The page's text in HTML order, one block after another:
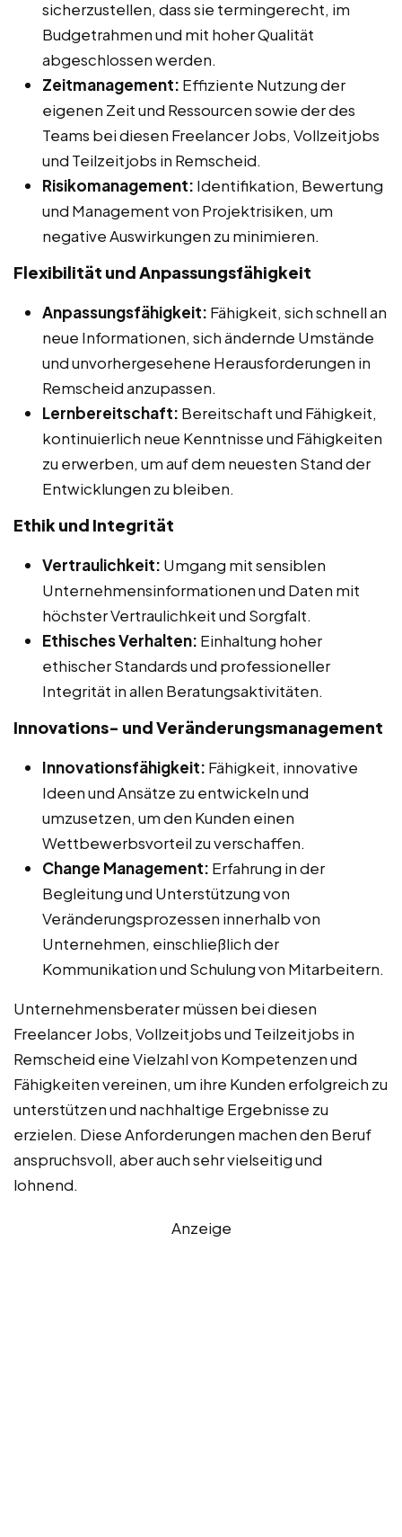
sicherzustellen, dass sie termingerecht, im
Budgetrahmen und mit hoher Qualität
abgeschlossen werden.
Zeitmanagement: Effiziente Nutzung der
eigenen Zeit und Ressourcen sowie der des
Teams bei diesen Freelancer Jobs, Vollzeitjobs
und Teilzeitjobs in Remscheid.
Risikomanagement: Identifikation, Bewertung
und Management von Projektrisiken, um
negative Auswirkungen zu minimieren.
Flexibilität und Anpassungsfähigkeit
Anpassungsfähigkeit: Fähigkeit, sich schnell an
neue Informationen, sich ändernde Umstände
und unvorhergesehene Herausforderungen in
Remscheid anzupassen.
Lernbereitschaft: Bereitschaft und Fähigkeit,
kontinuierlich neue Kenntnisse und Fähigkeiten
zu erwerben, um auf dem neuesten Stand der
Entwicklungen zu bleiben.
Ethik und Integrität
Vertraulichkeit: Umgang mit sensiblen
Unternehmensinformationen und Daten mit
höchster Vertraulichkeit und Sorgfalt.
Ethisches Verhalten: Einhaltung hoher
ethischer Standards und professioneller
Integrität in allen Beratungsaktivitäten.
Innovations- und Veränderungsmanagement
Innovationsfähigkeit: Fähigkeit, innovative
Ideen und Ansätze zu entwickeln und
umzusetzen, um den Kunden einen
Wettbewerbsvorteil zu verschaffen.
Change Management: Erfahrung in der
Begleitung und Unterstützung von
Veränderungsprozessen innerhalb von
Unternehmen, einschließlich der
Kommunikation und Schulung von Mitarbeitern.
Unternehmensberater müssen bei diesen
Freelancer Jobs, Vollzeitjobs und Teilzeitjobs in
Remscheid eine Vielzahl von Kompetenzen und
Fähigkeiten vereinen, um ihre Kunden erfolgreich zu
unterstützen und nachhaltige Ergebnisse zu
erzielen. Diese Anforderungen machen den Beruf
anspruchsvoll, aber auch sehr vielseitig und
lohnend.
Anzeige